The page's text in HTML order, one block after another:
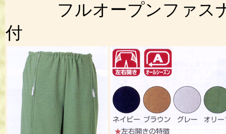
フルオープンファスナ
付